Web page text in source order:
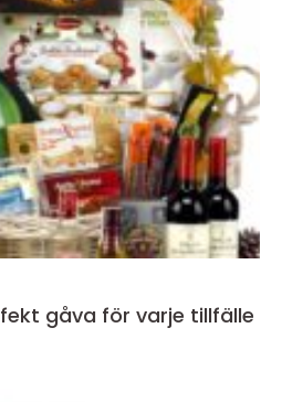
gåva för varje tillfälle